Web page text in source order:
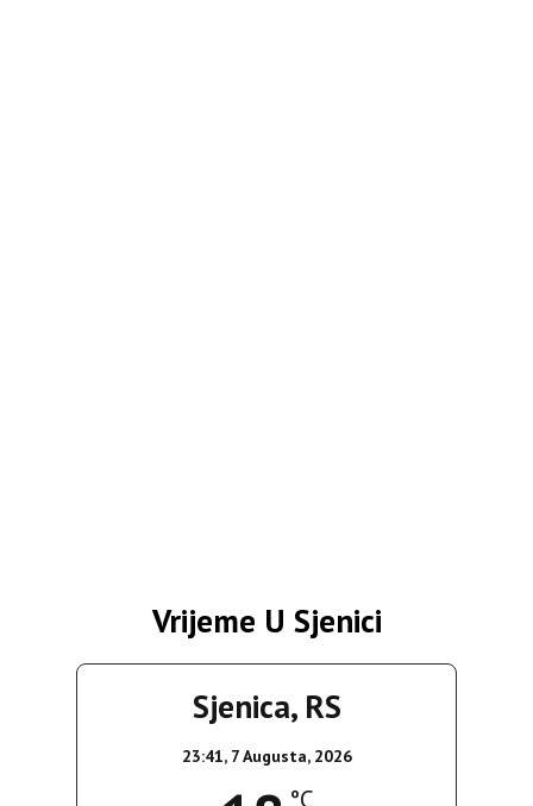
Vrijeme U Sjenici
Sjenica, RS
23:41, 7 Augusta, 2026